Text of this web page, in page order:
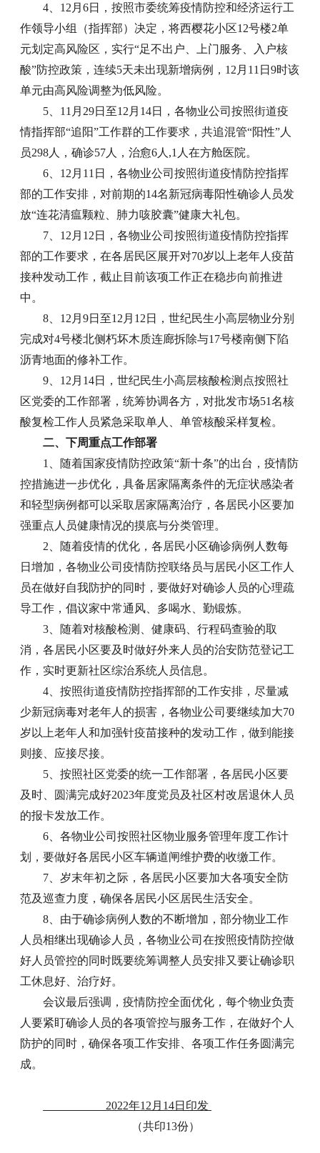
4、12月6日，按照市委统筹疫情防控和经济运行工
作领导小组（指挥部）决定，将西樱花小区12号楼2单
元划定高风险区，实行“足不出户、上门服务、入户核
酸”防控政策，连续5天未出现新增病例，12月11日9时该
单元由高风险调整为低风险。
5、11月29日至12月14日，各物业公司按照街道疫
情指挥部“追阳”工作群的工作要求，共追混管“阳性”人
员298人，确诊57人，治愈6人,1人在方舱医院。
6、12月11日，各物业公司按照街道疫情防控指挥
部的工作安排，对前期的14名新冠病毒阳性确诊人员发
放“连花清瘟颗粒、肺力咳胶囊”健康大礼包。
7、12月12日，各物业公司按照街道疫情防控指挥
部的工作要求，在各居民区展开对70岁以上老年人疫苗
接种发动工作，截止目前该项工作正在稳步向前推进
中。
8、12月9日至12月12日，世纪民生小高层物业分别
完成对4号楼北侧朽坏木质连廊拆除与17号楼南侧下陷
沥青地面的修补工作。
9、12月14日，世纪民生小高层核酸检测点按照社
区党委的工作部署，统筹协调各方，对批发市场51名核
酸复检工作人员紧急采取单人、单管核酸采样复检。
二、下周重点工作部署
1、随着国家疫情防控政策“新十条”的出台，疫情防
控措施进一步优化，具备居家隔离条件的无症状感染者
和轻型病例都可以采取居家隔离治疗，各居民小区要加
强重点人员健康情况的摸底与分类管理。
2、随着疫情的优化，各居民小区确诊病例人数每
日增加，各物业公司疫情防控联络员与居民小区工作人
员在做好自我防护的同时，要做好对确诊人员的心理疏
导工作，倡议家中常通风、多喝水、勤锻炼。
3、随着对核酸检测、健康码、行程码查验的取
消，各居民小区要及时做好外来人员的治安防范登记工
作，实时更新社区综治系统人员信息。
4、按照街道疫情防控指挥部的工作安排，尽量减
少新冠病毒对老年人的损害，各物业公司要继续加大70
岁以上老年人和加强针疫苗接种的发动工作，做到能接
则接、应接尽接。
5、按照社区党委的统一工作部署，各居民小区要
及时、圆满完成好2023年度党员及社区村改居退休人员
的报卡发放工作。
6、各物业公司按照社区物业服务管理年度工作计
划，要做好各居民小区车辆道闸维护费的收缴工作。
7、岁末年初之际，各居民小区要加大各项安全防
范及巡查力度，确保各居民小区居民生活安全。
8、由于确诊病例人数的不断增加，部分物业工作
人员相继出现确诊人员，各物业公司在按照疫情防控做
好人员管控的同时既要统筹调整人员安排又要让确诊职
工休息好、治疗好。
会议最后强调，疫情防控全面优化，每个物业负责
人要紧盯确诊人员的各项管控与服务工作，在做好个人
防护的同时，确保各项工作安排、各项工作任务圆满完
成。
2022年12月14日印发
（共印13份）